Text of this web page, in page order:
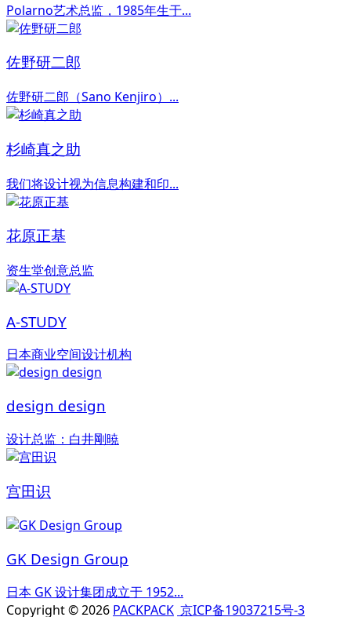
Polarno艺术总监，1985年生于...
佐野研二郎
佐野研二郎（Sano Kenjiro）...
杉崎真之助
我们将设计视为信息构建和印...
花原正基
资生堂创意总监
A-STUDY
日本商业空间设计机构
design design
设计总监：白井剛暁
宫田识
GK Design Group
日本 GK 设计集团成立于 1952...
Copyright © 2026 PACKPACK 京ICP备19037215号-3